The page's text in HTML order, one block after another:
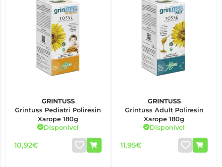
GRINTUSS
Grintuss Pediatri Poliresin
Xarope 180g
Disponível
10,92€
GRINTUSS
Grintuss Adult Poliresin
Xarope 180g
Disponível
11,95€